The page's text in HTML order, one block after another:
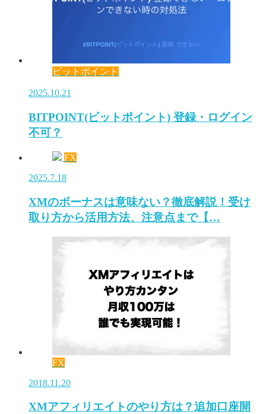
ビットポイント
2025.10.21
BITPOINT(ビットポイント) 登録・ログイン
不可？
FX
2025.7.18
XMのボーナスは意味ない？徹底解説！受け
取り方から活用方法、注意点まで【…
FX
2018.11.20
XMアフィリエイトのやり方は？追加口座開